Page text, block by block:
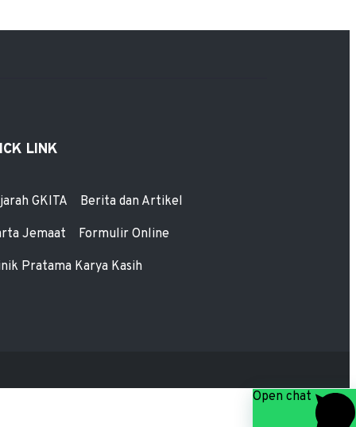
LINK
GKITA Berita dan Artikel
Jemaat Formulir Online
Pratama Karya Kasih
Open chat